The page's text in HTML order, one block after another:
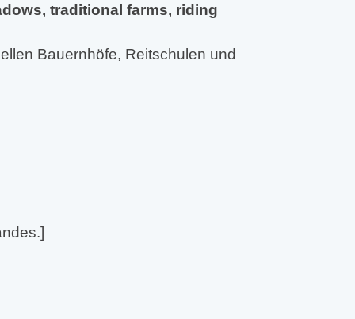
traditional farms, riding
Bauernhöfe, Reitschulen und